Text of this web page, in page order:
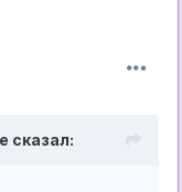
сказал: